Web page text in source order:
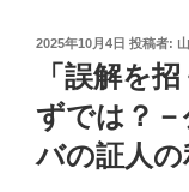
投
2025年10月4日 投稿者:
「誤解を
ずでは？
バの証人